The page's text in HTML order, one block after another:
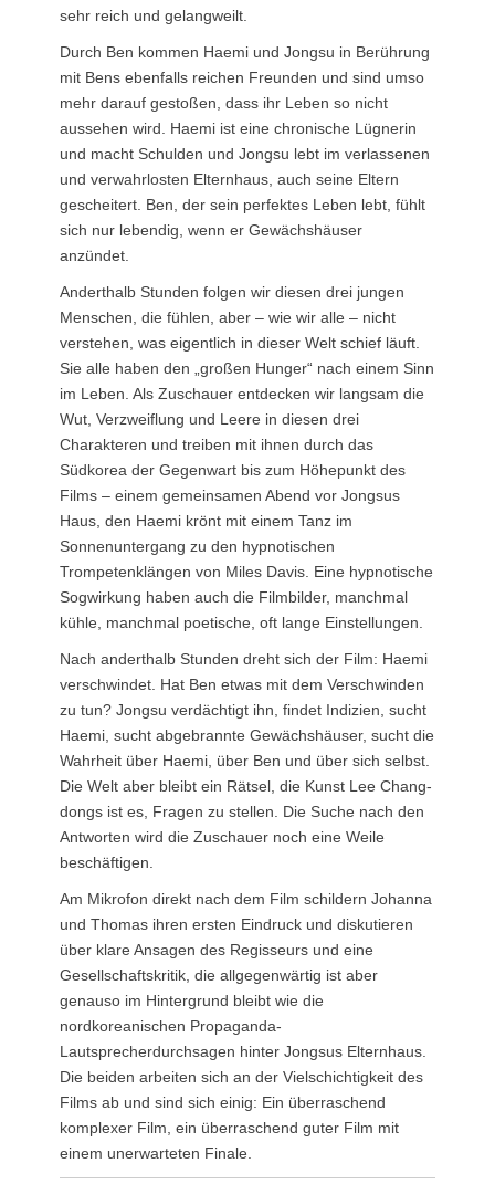
sehr reich und gelangweilt.
Durch Ben kommen Haemi und Jongsu in Berührung
mit Bens ebenfalls reichen Freunden und sind umso
mehr darauf gestoßen, dass ihr Leben so nicht
aussehen wird. Haemi ist eine chronische Lügnerin
und macht Schulden und Jongsu lebt im verlassenen
und verwahrlosten Elternhaus, auch seine Eltern
gescheitert. Ben, der sein perfektes Leben lebt, fühlt
sich nur lebendig, wenn er Gewächshäuser
anzündet.
Anderthalb Stunden folgen wir diesen drei jungen
Menschen, die fühlen, aber – wie wir alle – nicht
verstehen, was eigentlich in dieser Welt schief läuft.
Sie alle haben den „großen Hunger“ nach einem Sinn
im Leben. Als Zuschauer entdecken wir langsam die
Wut, Verzweiflung und Leere in diesen drei
Charakteren und treiben mit ihnen durch das
Südkorea der Gegenwart bis zum Höhepunkt des
Films – einem gemeinsamen Abend vor Jongsus
Haus, den Haemi krönt mit einem Tanz im
Sonnenuntergang zu den hypnotischen
Trompetenklängen von Miles Davis. Eine hypnotische
Sogwirkung haben auch die Filmbilder, manchmal
kühle, manchmal poetische, oft lange Einstellungen.
Nach anderthalb Stunden dreht sich der Film: Haemi
verschwindet. Hat Ben etwas mit dem Verschwinden
zu tun? Jongsu verdächtigt ihn, findet Indizien, sucht
Haemi, sucht abgebrannte Gewächshäuser, sucht die
Wahrheit über Haemi, über Ben und über sich selbst.
Die Welt aber bleibt ein Rätsel, die Kunst Lee Chang-
dongs ist es, Fragen zu stellen. Die Suche nach den
Antworten wird die Zuschauer noch eine Weile
beschäftigen.
Am Mikrofon direkt nach dem Film schildern Johanna
und Thomas ihren ersten Eindruck und diskutieren
über klare Ansagen des Regisseurs und eine
Gesellschaftskritik, die allgegenwärtig ist aber
genauso im Hintergrund bleibt wie die
nordkoreanischen Propaganda-
Lautsprecherdurchsagen hinter Jongsus Elternhaus.
Die beiden arbeiten sich an der Vielschichtigkeit des
Films ab und sind sich einig: Ein überraschend
komplexer Film, ein überraschend guter Film mit
einem unerwarteten Finale.